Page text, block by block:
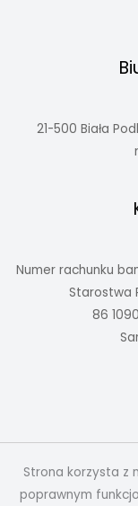
21-500 Biała
Numer rachunku
Starostwa
86
Strona korzysta z
poprawnym